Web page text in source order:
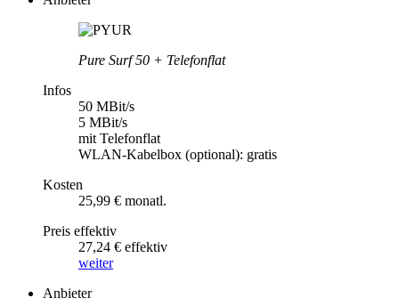
Pure Surf 50 + Telefonflat
Infos
50 MBit/s
5 MBit/s
mit Telefonflat
WLAN-Kabelbox (optional): gratis
Kosten
25,99 € monatl.
Preis effektiv
27,24 € effektiv
weiter
Anbieter